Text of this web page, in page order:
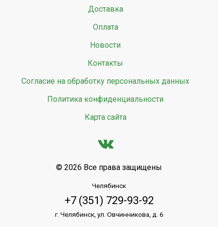
Доставка
Оплата
Новости
Контакты
Согласие на обработку персональных данных
Политика конфиденциальности
Карта сайта
© 2026 Все права защищены
Челябинск
+7 (351) 729-93-92
г. Челябинск, ул. Овчинникова, д. 6